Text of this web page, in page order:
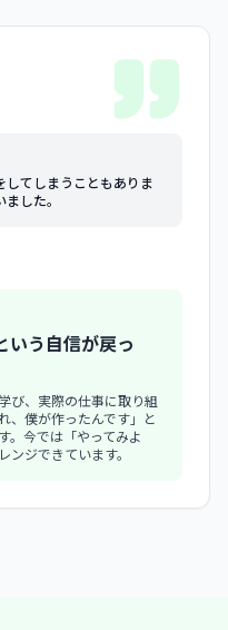
してしまうこともありま
した。
いう自信が戻っ
び、実際の仕事に取り組
、僕が作ったんです」と
。今では「やってみよ
ジできています。